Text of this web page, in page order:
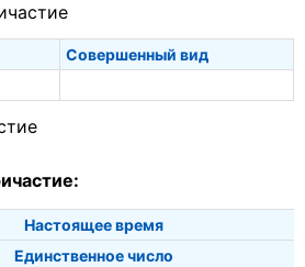
Совершенный вид
Настоящее время
Единственное число